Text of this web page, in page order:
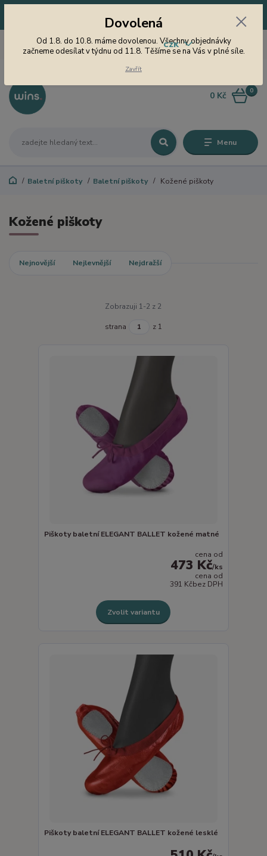
začneme odesílat v týdnu od 11.8. Těšíme se na Vás v plné síle.
Menu
CZK
605 747 185
Jsme tu pro Vás od 9 do 15
hodin
0
0 Kč
Baletní piškoty Baletní piškoty Kožené piškoty
Kožené piškoty
Nejnovější Nejlevnější Nejdražší
Zobrazuji 1-2 z 2
strana z 1
Piškoty baletní ELEGANT BALLET kožené matné
cena od
473 Kč/ks
cena od
391 Kčbez DPH
Zvolit variantu
Piškoty baletní ELEGANT BALLET kožené lesklé
Dovolená
Od 1.8. do 10.8. máme dovolenou. Všechny objednávky
začneme odesílat v týdnu od 11.8. Těšíme se na Vás v plné síle.
Zavřít